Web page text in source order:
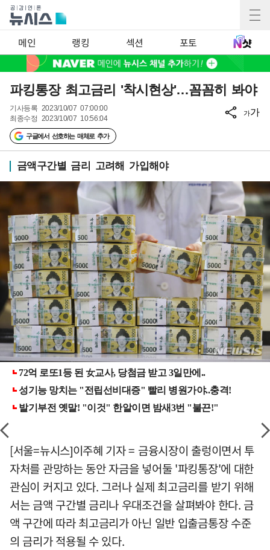
메인 랭킹 섹션 포토
파킹통장 최고금리 '착시현상'…꼼꼼히 봐야
기사등록 2023/10/07 07:00:00
최종수정 2023/10/07 10:56:04
구글에서 선호하는 매체로 추가
가가
금액구간별 금리 고려해 가입해야
[서울=뉴시스]이주혜 기자 = 금융시장이 출렁이면서 투
자처를 관망하는 동안 자금을 넣어둘 '파킹통장'에 대한
관심이 커지고 있다. 그러나 실제 최고금리를 받기 위해
서는 금액 구간별 금리나 우대조건을 살펴봐야 한다. 금
액 구간에 따라 최고금리가 아닌 일반 입출금통장 수준
의 금리가 적용될 수 있다.